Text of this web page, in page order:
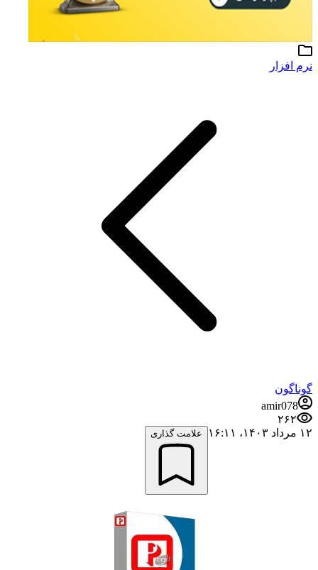
نرم افزار
گوناگون
amir078
۲۶۲
۱۲ مرداد ۱۴۰۳،‏ ۱۶:۱۱
علامت گذاری